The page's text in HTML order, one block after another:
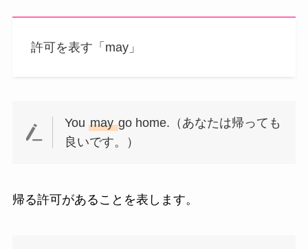
許可を表す「may」
Youmaygo home.（あなたは帰っても
良いです。）
帰る許可があることを表します。